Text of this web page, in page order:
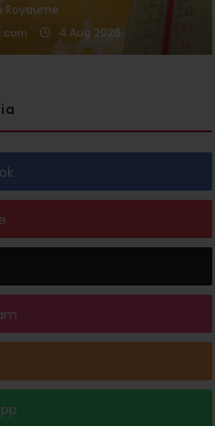
Royaume
4 Aug 2026